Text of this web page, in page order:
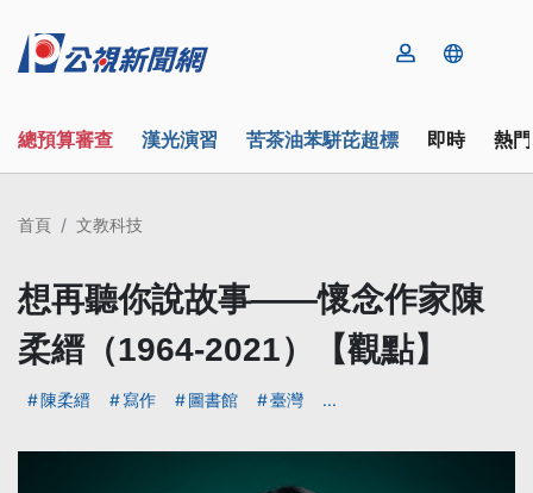
總預算審查 漢光演習 苦茶油苯駢芘超標 即時 熱
首頁 文教科技
想再聽你說故事——懷念作家陳
柔縉（1964-2021）【觀點】
陳柔縉 寫作 圖書館 臺灣 ...